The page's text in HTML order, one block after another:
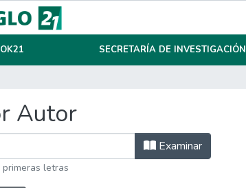
SECRETARÍA DE INVESTIGACIÓN
Autor
Examinar
letras